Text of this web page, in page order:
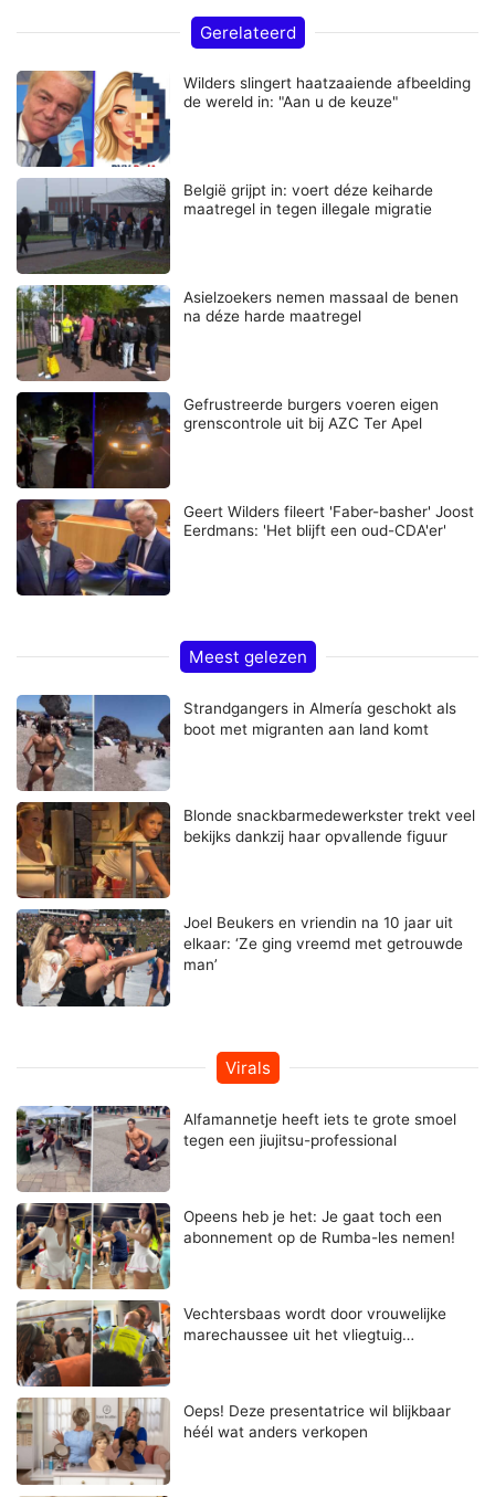
Gerelateerd
Wilders slingert haatzaaiende afbeelding
de wereld in: "Aan u de keuze"
België grijpt in: voert déze keiharde
maatregel in tegen illegale migratie
Asielzoekers nemen massaal de benen
na déze harde maatregel
Gefrustreerde burgers voeren eigen
grenscontrole uit bij AZC Ter Apel
Geert Wilders fileert 'Faber-basher' Joost
Eerdmans: 'Het blijft een oud-CDA'er'
Meest gelezen
Strandgangers in Almería geschokt als
boot met migranten aan land komt
Blonde snackbarmedewerkster trekt veel
bekijks dankzij haar opvallende figuur
Joel Beukers en vriendin na 10 jaar uit
elkaar: ‘Ze ging vreemd met getrouwde
man’
Virals
Alfamannetje heeft iets te grote smoel
tegen een jiujitsu-professional
Opeens heb je het: Je gaat toch een
abonnement op de Rumba-les nemen!
Vechtersbaas wordt door vrouwelijke
marechaussee uit het vliegtuig…
Oeps! Deze presentatrice wil blijkbaar
héél wat anders verkopen